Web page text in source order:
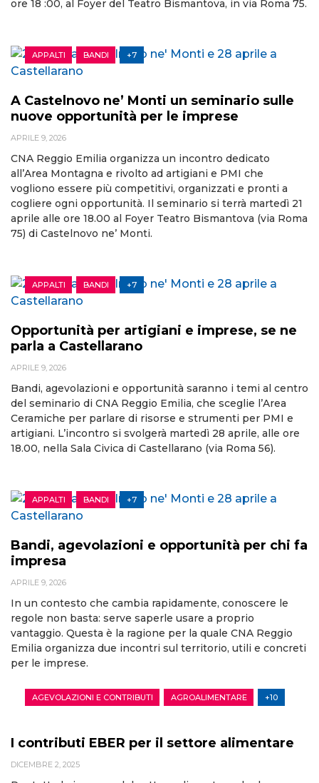
ore 18 :00, al Foyer del Teatro Bismantova, in via Roma 75.
APPALTI BANDI +7
A Castelnovo ne’ Monti un seminario sulle
nuove opportunità per le imprese
APRILE 9, 2026
CNA Reggio Emilia organizza un incontro dedicato
all’Area Montagna e rivolto ad artigiani e PMI che
vogliono essere più competitivi, organizzati e pronti a
cogliere ogni opportunità. Il seminario si terrà martedì 21
aprile alle ore 18.00 al Foyer Teatro Bismantova (via Roma
75) di Castelnovo ne’ Monti.
APPALTI BANDI +7
Opportunità per artigiani e imprese, se ne
parla a Castellarano
APRILE 9, 2026
Bandi, agevolazioni e opportunità saranno i temi al centro
del seminario di CNA Reggio Emilia, che sceglie l’Area
Ceramiche per parlare di risorse e strumenti per PMI e
artigiani. L’incontro si svolgerà martedì 28 aprile, alle ore
18.00, nella Sala Civica di Castellarano (via Roma 56).
APPALTI BANDI +7
Bandi, agevolazioni e opportunità per chi fa
impresa
APRILE 9, 2026
In un contesto che cambia rapidamente, conoscere le
regole non basta: serve saperle usare a proprio
vantaggio. Questa è la ragione per la quale CNA Reggio
Emilia organizza due incontri sul territorio, utili e concreti
per le imprese.
AGEVOLAZIONI E CONTRIBUTI AGROALIMENTARE +10
I contributi EBER per il settore alimentare
DICEMBRE 2, 2025